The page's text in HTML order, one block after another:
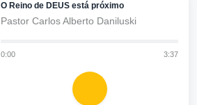
O Reino de DEUS está próximo
Pastor Carlos Alberto Daniluski
0:00 3:37